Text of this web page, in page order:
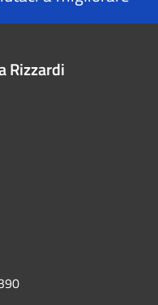
Rizzardi